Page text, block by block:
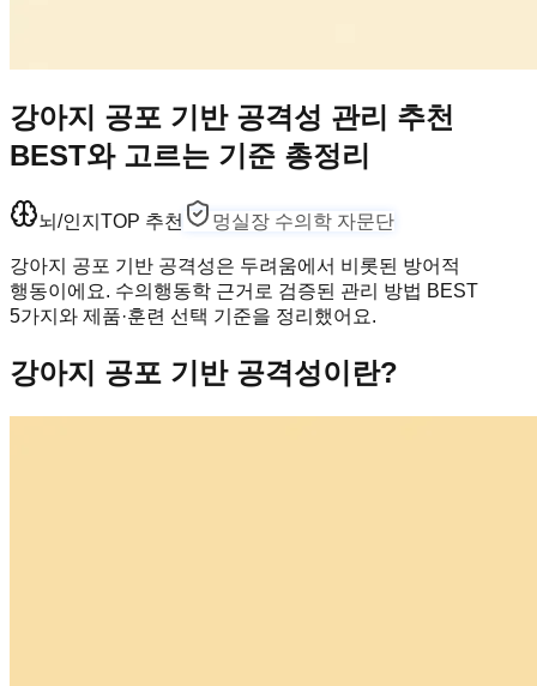
강아지 공포 기반 공격성 관리 추천
BEST와 고르는 기준 총정리
뇌/인지 TOP 추천 멍실장 수의학 자문단
강아지 공포 기반 공격성은 두려움에서 비롯된 방어적
행동이에요. 수의행동학 근거로 검증된 관리 방법 BEST
5가지와 제품·훈련 선택 기준을 정리했어요.
강아지 공포 기반 공격성이란?